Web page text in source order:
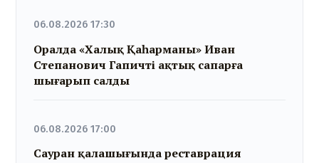
06.08.2026 17:30
Оралда «Халық Қаһарманы» Иван
Степанович Гапичті ақтық сапарға
шығарып салды
06.08.2026 17:00
Сауран қалашығында реставрация